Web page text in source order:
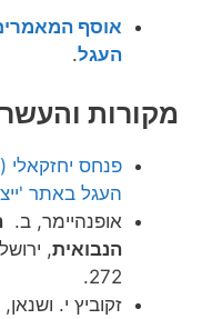
אוסף
העגל.
מקורות
העגל באתר
אופנהיימר, ב.
הנבואית,
272.
זקוביץ י.